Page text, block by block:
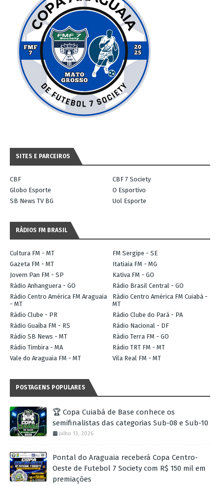
SITES E PARCEIROS
CBF
CBF 7 Society
Globo Esporte
O Esportivo
SB News TV BG
Uol Esporte
RÁDIOS FM BRASIL
Cultura FM - MT
FM Sergipe - SE
Gazeta FM - MT
Itatiaia FM - MG
Jovem Pan FM - SP
Kativa FM - GO
Rádio Anhanguera - GO
Rádio Brasil Central - GO
Rádio Centro América FM Araguaia
- MT
Rádio Centro América FM Cuiabá -
MT
Rádio Clube - PR
Rádio Clube do Pará - PA
Rádio Guaíba FM - RS
Rádio Nacional - DF
Rádio SB News - MT
Rádio Terra FM - GO
Rádio Timbira - MA
Rádio TRT FM - MT
Vale do Araguaia FM - MT
Vila Real FM - MT
POSTAGENS POPULARES
🏆 Copa Cuiabá de Base conhece os
semifinalistas das categorias Sub-08 e Sub-10
julho 13, 2026
Pontal do Araguaia receberá Copa Centro-
Oeste de Futebol 7 Society com R$ 150 mil em
premiações